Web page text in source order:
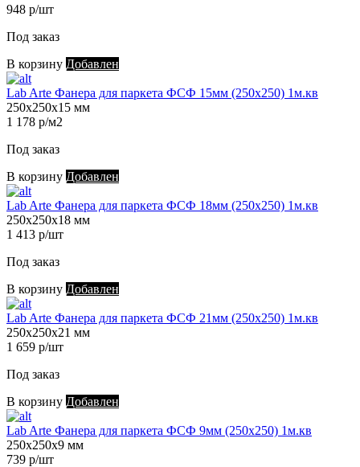
948 р/шт
Под заказ
В корзину Добавлен
Lab Arte Фанера для паркета ФСФ 15мм (250х250) 1м.кв
250х250х15 мм
1 178 р/м2
Под заказ
В корзину Добавлен
Lab Arte Фанера для паркета ФСФ 18мм (250х250) 1м.кв
250х250х18 мм
1 413 р/шт
Под заказ
В корзину Добавлен
Lab Arte Фанера для паркета ФСФ 21мм (250х250) 1м.кв
250х250х21 мм
1 659 р/шт
Под заказ
В корзину Добавлен
Lab Arte Фанера для паркета ФСФ 9мм (250х250) 1м.кв
250х250х9 мм
739 р/шт